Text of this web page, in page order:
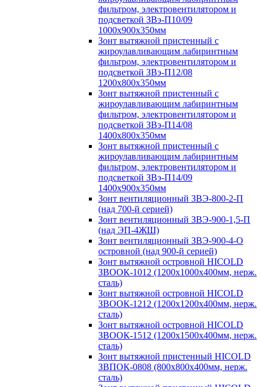
фильтром, электровентилятором и
подсветкой ЗВэ-П10/09
1000х900х350мм
Зонт вытяжной пристенный с
жироулавливающим лабиринтным
фильтром, электровентилятором и
подсветкой ЗВэ-П12/08
1200х800х350мм
Зонт вытяжной пристенный с
жироулавливающим лабиринтным
фильтром, электровентилятором и
подсветкой ЗВэ-П14/08
1400х800х350мм
Зонт вытяжной пристенный с
жироулавливающим лабиринтным
фильтром, электровентилятором и
подсветкой ЗВэ-П14/09
1400х900х350мм
Зонт вентиляционный ЗВЭ-800-2-П
(над 700-й серией)
Зонт вентиляционный ЗВЭ-900-1,5-П
(над ЭП-4ЖШ)
Зонт вентиляционный ЗВЭ-900-4-О
островной (над 900-й серией)
Зонт вытяжной островной HICOLD
ЗВООК-1012 (1200х1000х400мм, нерж.
сталь)
Зонт вытяжной островной HICOLD
ЗВООК-1212 (1200x1200x400мм, нерж.
сталь)
Зонт вытяжной островной HICOLD
ЗВООК-1512 (1200х1500х400мм, нерж.
сталь)
Зонт вытяжной пристенный HICOLD
ЗВПОК-0808 (800х800х400мм, нерж.
сталь)